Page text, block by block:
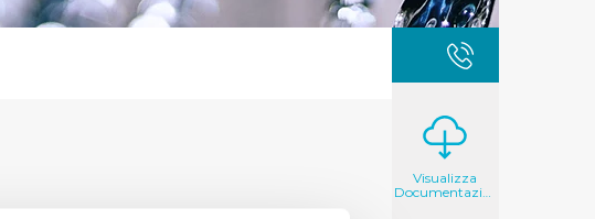
Visualizza
Documentazione